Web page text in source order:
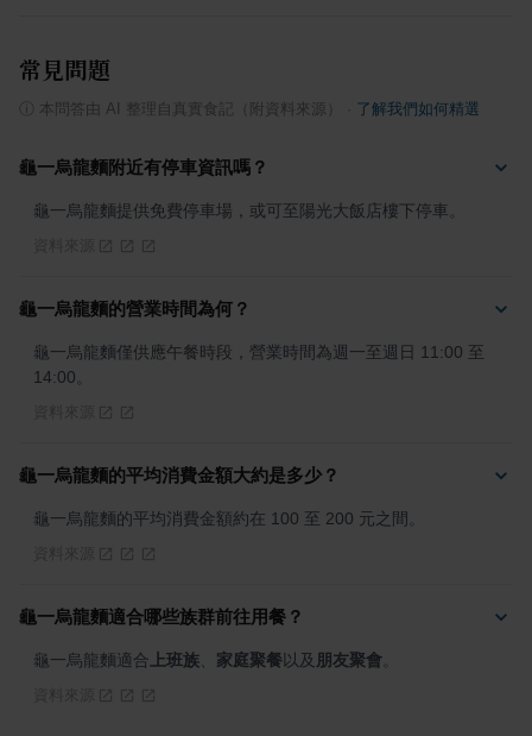
常見問題
本問答由 AI 整理自真實食記（附資料來源） 了解我們如何精選
龜一烏龍麵附近有停車資訊嗎？
龜一烏龍麵提供免費停車場，或可至陽光大飯店樓下停車。
龜一烏龍麵的營業時間為何？
龜一烏龍麵僅供應午餐時段，營業時間為週一至週日 11:00 至
14:00。
龜一烏龍麵的平均消費金額大約是多少？
龜一烏龍麵的平均消費金額約在 100 至 200 元之間。
龜一烏龍麵適合哪些族群前往用餐？
龜一烏龍麵適合 上班族 家庭聚餐以及 朋友聚會